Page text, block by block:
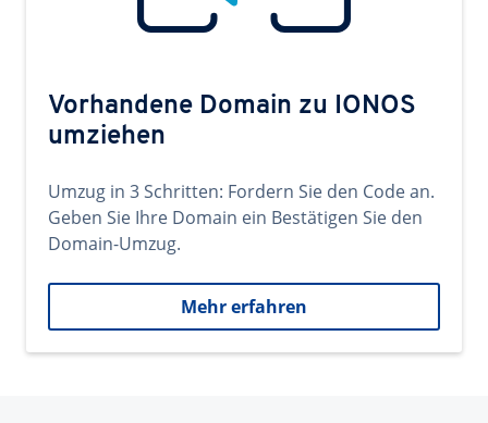
Vorhandene Domain zu IONOS
umziehen
Umzug in 3 Schritten: Fordern Sie den Code an.
Geben Sie Ihre Domain ein Bestätigen Sie den
Domain-Umzug.
Mehr erfahren